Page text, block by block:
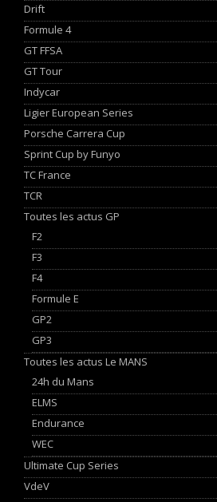
Drift
Formule 4
GT FFSA
GT Tour
Indycar
Ligier European Series
Porsche Carrera Cup
Sprint Cup by Funyo
TC France
TCR
Toutes les actus GP
F2
F3
F4
Formule E
GP2
GP3
Toutes les actus Le MANS
24h du Mans
ELMS
Endurance
WEC
Ultimate Cup Series
VdeV